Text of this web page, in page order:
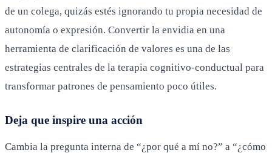
de un colega, quizás estés ignorando tu propia necesidad de
autonomía o expresión. Convertir la envidia en una
herramienta de clarificación de valores es una de las
estrategias centrales de la terapia cognitivo-conductual para
transformar patrones de pensamiento poco útiles.
Deja que inspire una acción
Cambia la pregunta interna de “¿por qué a mí no?” a “¿cómo